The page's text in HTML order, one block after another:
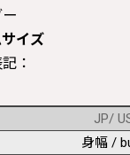
イズ
：
JP/
身幅 /